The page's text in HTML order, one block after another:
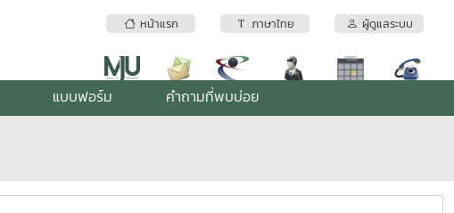
หน้าแรก ภาษาไทย ผู้ดูแลระบบ
แบบฟอร์ม คำถามที่พบบ่อย